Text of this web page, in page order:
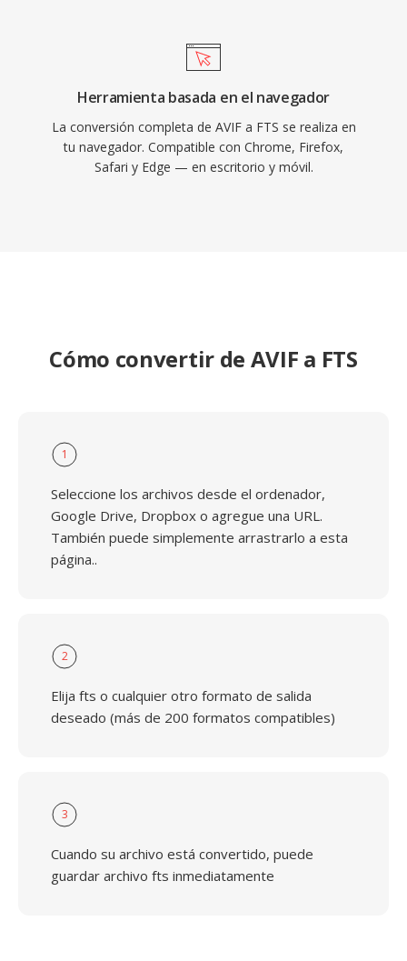
Herramienta basada en el navegador
La conversión completa de AVIF a FTS se realiza en
tu navegador. Compatible con Chrome, Firefox,
Safari y Edge — en escritorio y móvil.
Cómo convertir de AVIF a FTS
1
Seleccione los archivos desde el ordenador,
Google Drive, Dropbox o agregue una URL.
También puede simplemente arrastrarlo a esta
página..
2
Elija fts o cualquier otro formato de salida
deseado (más de 200 formatos compatibles)
3
Cuando su archivo está convertido, puede
guardar archivo fts inmediatamente